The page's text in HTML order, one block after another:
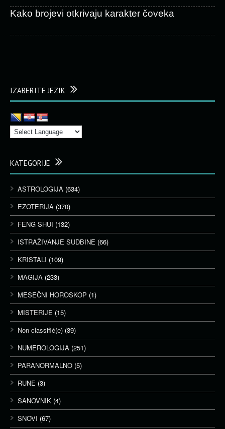
Kako brojevi otkrivaju karakter čoveka
IZABERITE JEZIK
KATEGORIJE
ASTROLOGIJA (634)
EZOTERIJA (370)
FENG SHUI (132)
ISTRAŽIVANJE SUDBINE (66)
KRISTALI (109)
MAGIJA (233)
MESEČNI HOROSKOP (1)
MISTERIJE (15)
Non classifié(e) (39)
NUMEROLOGIJA (251)
PARANORMALNO (5)
RUNE (3)
SANOVNIK (4)
SNOVI (67)